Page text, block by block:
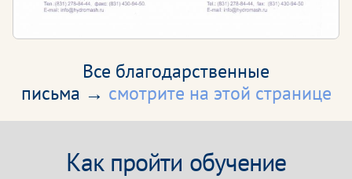
Все благодарственные
письма → смотрите на этой странице
Как пройти обучение